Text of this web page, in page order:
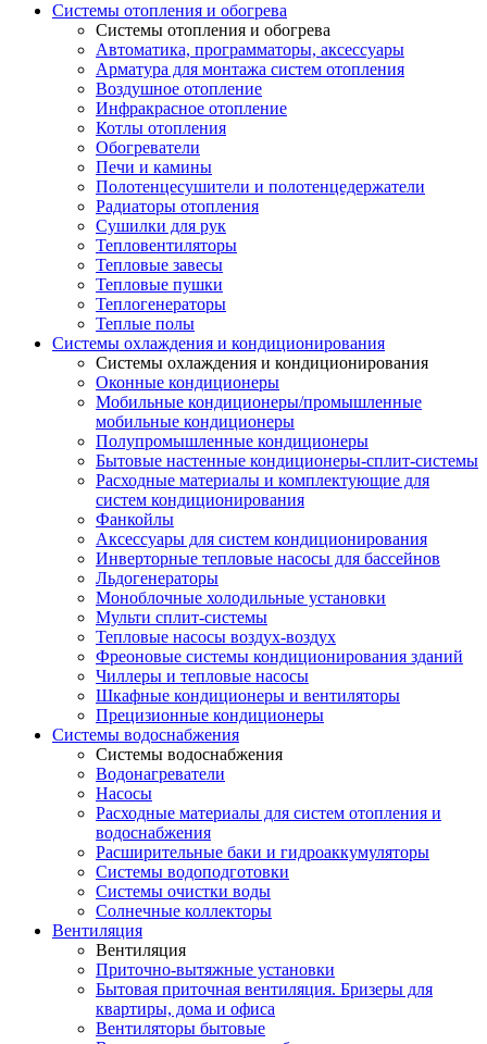
Системы отопления и обогрева
Системы отопления и обогрева
Автоматика, программаторы, аксессуары
Арматура для монтажа систем отопления
Воздушное отопление
Инфракрасное отопление
Котлы отопления
Обогреватели
Печи и камины
Полотенцесушители и полотенцедержатели
Радиаторы отопления
Сушилки для рук
Тепловентиляторы
Тепловые завесы
Тепловые пушки
Теплогенераторы
Теплые полы
Системы охлаждения и кондиционирования
Системы охлаждения и кондиционирования
Оконные кондиционеры
Мобильные кондиционеры/промышленные
мобильные кондиционеры
Полупромышленные кондиционеры
Бытовые настенные кондиционеры-сплит-системы
Расходные материалы и комплектующие для
систем кондиционирования
Фанкойлы
Аксессуары для систем кондиционирования
Инверторные тепловые насосы для бассейнов
Льдогенераторы
Моноблочные холодильные установки
Мульти сплит-системы
Тепловые насосы воздух-воздух
Фреоновые системы кондиционирования зданий
Чиллеры и тепловые насосы
Шкафные кондиционеры и вентиляторы
Прецизионные кондиционеры
Системы водоснабжения
Системы водоснабжения
Водонагреватели
Насосы
Расходные материалы для систем отопления и
водоснабжения
Расширительные баки и гидроаккумуляторы
Системы водоподготовки
Системы очистки воды
Солнечные коллекторы
Вентиляция
Вентиляция
Приточно-вытяжные установки
Бытовая приточная вентиляция. Бризеры для
квартиры, дома и офиса
Вентиляторы бытовые